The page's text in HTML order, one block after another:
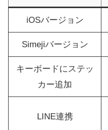
iOSバージョン
Simejiバージョン
キーボードにステッ
カー追加
LINE連携